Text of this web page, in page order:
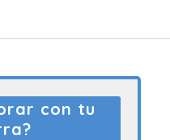
con tu